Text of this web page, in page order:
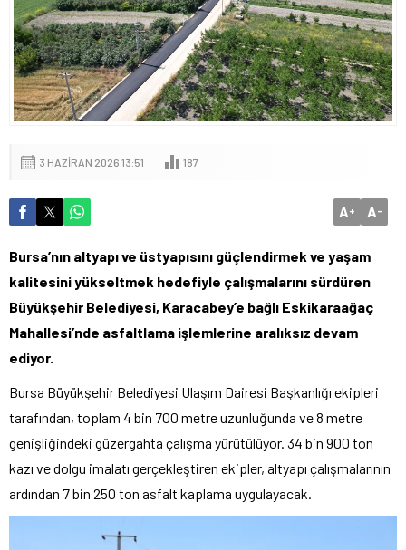
3 HAZIRAN 2026 13:51 187
A+ A-
Bursa’nın altyapı ve üstyapısını güçlendirmek ve yaşam
kalitesini yükseltmek hedefiyle çalışmalarını sürdüren
Büyükşehir Belediyesi, Karacabey’e bağlı Eskikaraağaç
Mahallesi’nde asfaltlama işlemlerine aralıksız devam
ediyor.
Bursa Büyükşehir Belediyesi Ulaşım Dairesi Başkanlığı ekipleri
tarafından, toplam 4 bin 700 metre uzunluğunda ve 8 metre
genişliğindeki güzergahta çalışma yürütülüyor. 34 bin 900 ton
kazı ve dolgu imalatı gerçekleştiren ekipler, altyapı çalışmalarının
ardından 7 bin 250 ton asfalt kaplama uygulayacak.